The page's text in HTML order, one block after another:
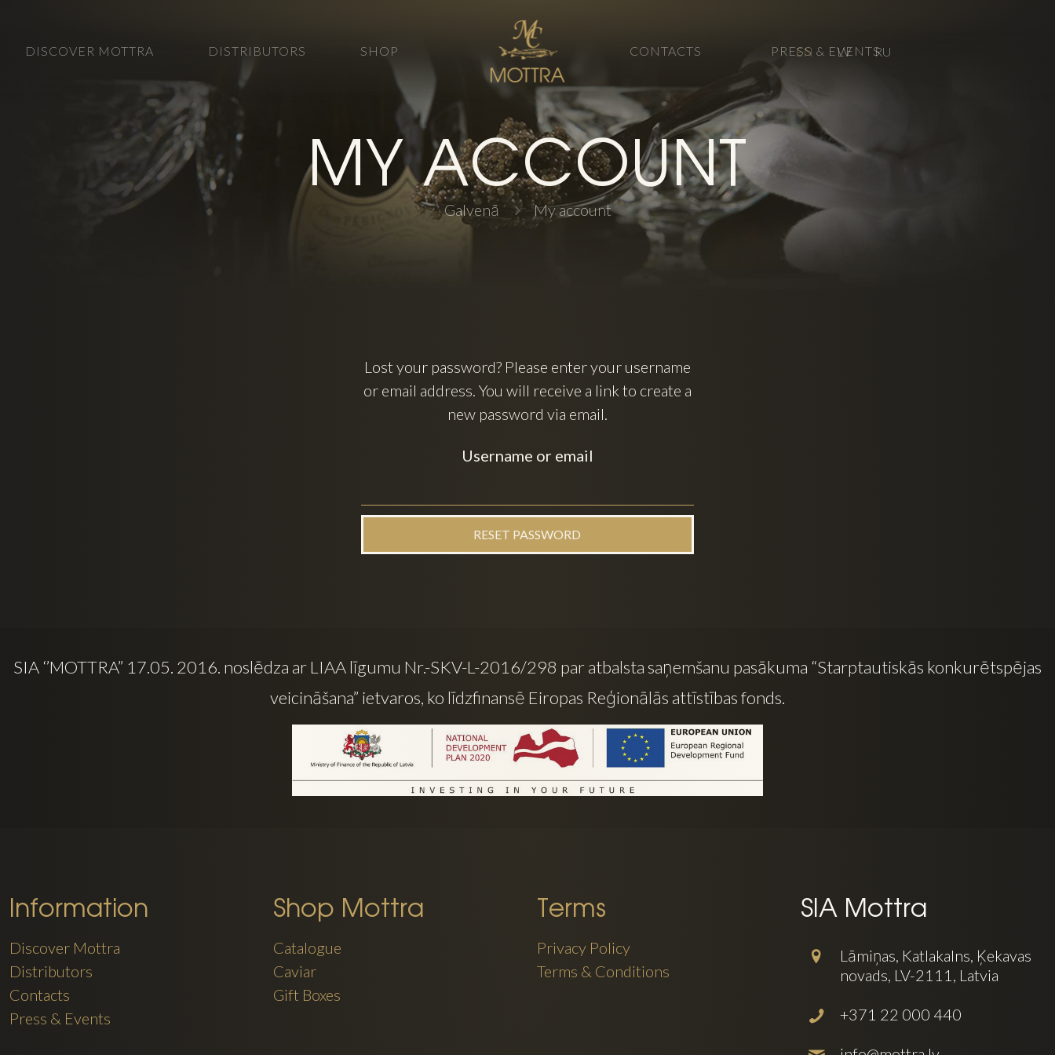
DISCOVER MOTTRA DISTRIBUTORS SHOP CONTACTS PRESS & EVENTS
EN LV RU
MY ACCOUNT
Galvenā My account
Lost your password? Please enter your username
or email address. You will receive a link to create a
new password via email.
Username or email
RESET PASSWORD
SIA ‘’MOTTRA” 17.05. 2016. noslēdza ar LIAA līgumu Nr.-SKV-L-2016/298 par atbalsta saņemšanu pasākuma “Starptautiskās konkurētspējas
veicināšana” ietvaros, ko līdzfinansē Eiropas Reģionālās attīstības fonds.
Information
Discover Mottra
Distributors
Contacts
Press & Events
Shop Mottra
Catalogue
Caviar
Gift Boxes
Terms
Privacy Policy
Terms & Conditions
SIA Mottra
Lāmiņas, Katlakalns, Ķekavas
novads, LV-2111, Latvia
+371 22 000 440